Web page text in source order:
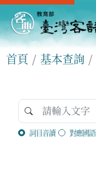
首頁 基本查詢
詞目音讀 對應國語